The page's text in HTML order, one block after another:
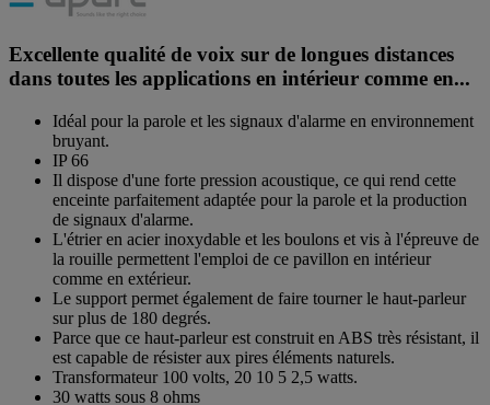
Excellente qualité de voix sur de longues distances
dans toutes les applications en intérieur comme en...
Idéal pour la parole et les signaux d'alarme en environnement
bruyant.
IP 66
Il dispose d'une forte pression acoustique, ce qui rend cette
enceinte parfaitement adaptée pour la parole et la production
de signaux d'alarme.
L'étrier en acier inoxydable et les boulons et vis à l'épreuve de
la rouille permettent l'emploi de ce pavillon en intérieur
comme en extérieur.
Le support permet également de faire tourner le haut-parleur
sur plus de 180 degrés.
Parce que ce haut-parleur est construit en ABS très résistant, il
est capable de résister aux pires éléments naturels.
Transformateur 100 volts, 20 10 5 2,5 watts.
30 watts sous 8 ohms